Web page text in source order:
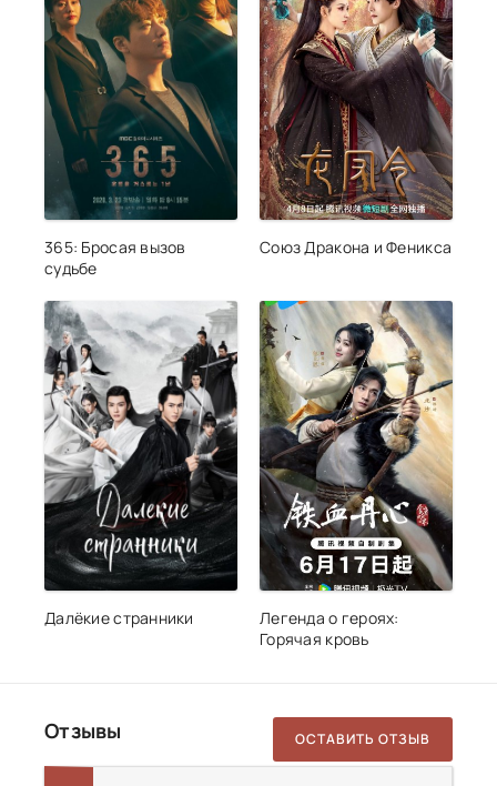
365: Бросая вызов
судьбе
Союз Дракона и Феникса
Далёкие странники
Легенда о героях:
Горячая кровь
Отзывы ОСТАВИТЬ ОТЗЫВ